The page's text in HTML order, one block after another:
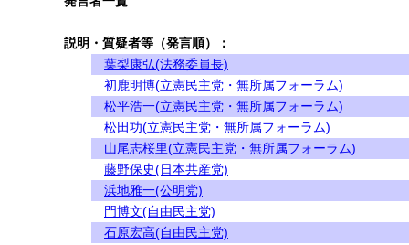
説明・質疑者等（発言順）：
葉梨康弘(法務委員長)
初鹿明博(立憲民主党・無所属フォーラム)
松平浩一(立憲民主党・無所属フォーラム)
松田功(立憲民主党・無所属フォーラム)
山尾志桜里(立憲民主党・無所属フォーラム)
藤野保史(日本共産党)
浜地雅一(公明党)
門博文(自由民主党)
石原宏高(自由民主党)